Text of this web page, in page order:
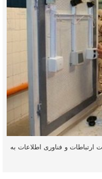
ارتباطات و فناوری اطلاعات به